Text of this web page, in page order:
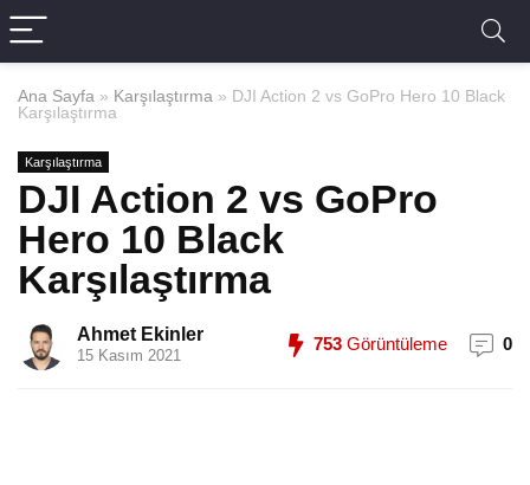
Ana Sayfa » Karşılaştırma » DJI Action 2 vs GoPro Hero 10 Black
Karşılaştırma
Karşılaştırma
DJI Action 2 vs GoPro
Hero 10 Black
Karşılaştırma
Ahmet Ekinler
15 Kasım 2021
753 Görüntüleme 0